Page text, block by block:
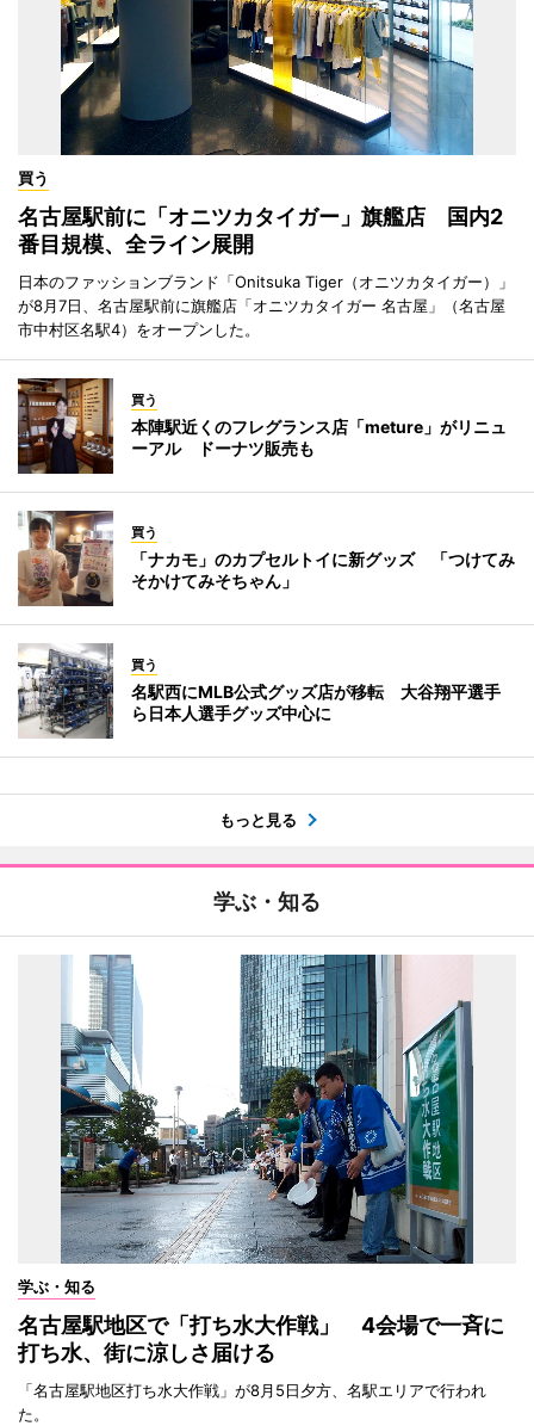
買う
名古屋駅前に「オニツカタイガー」旗艦店 国内2
番目規模、全ライン展開
日本のファッションブランド「Onitsuka Tiger（オニツカタイガー）」
が8月7日、名古屋駅前に旗艦店「オニツカタイガー 名古屋」（名古屋
市中村区名駅4）をオープンした。
買う
本陣駅近くのフレグランス店「meture」がリニュ
ーアル ドーナツ販売も
買う
「ナカモ」のカプセルトイに新グッズ 「つけてみ
そかけてみそちゃん」
買う
名駅西にMLB公式グッズ店が移転 大谷翔平選手
ら日本人選手グッズ中心に
もっと見る
学ぶ・知る
学ぶ・知る
名古屋駅地区で「打ち水大作戦」 4会場で一斉に
打ち水、街に涼しさ届ける
「名古屋駅地区打ち水大作戦」が8月5日夕方、名駅エリアで行われ
た。